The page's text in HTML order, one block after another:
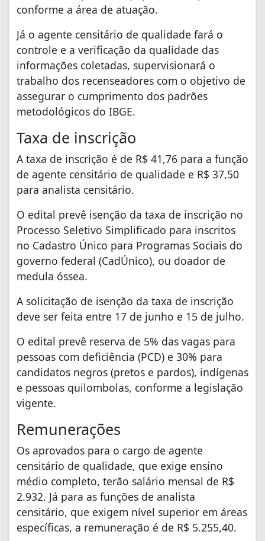
conforme a área de atuação.
Já o agente censitário de qualidade fará o
controle e a verificação da qualidade das
informações coletadas, supervisionará o
trabalho dos recenseadores com o objetivo de
assegurar o cumprimento dos padrões
metodológicos do IBGE.
Taxa de inscrição
A taxa de inscrição é de R$ 41,76 para a função
de agente censitário de qualidade e R$ 37,50
para analista censitário.
O edital prevê isenção da taxa de inscrição no
Processo Seletivo Simplificado para inscritos
no Cadastro Único para Programas Sociais do
governo federal (CadÚnico), ou doador de
medula óssea.
A solicitação de isenção da taxa de inscrição
deve ser feita entre 17 de junho e 15 de julho.
O edital prevê reserva de 5% das vagas para
pessoas com deficiência (PCD) e 30% para
candidatos negros (pretos e pardos), indígenas
e pessoas quilombolas, conforme a legislação
vigente.
Remunerações
Os aprovados para o cargo de agente
censitário de qualidade, que exige ensino
médio completo, terão salário mensal de R$
2.932. Já para as funções de analista
censitário, que exigem nível superior em áreas
específicas, a remuneração é de R$ 5.255,40.